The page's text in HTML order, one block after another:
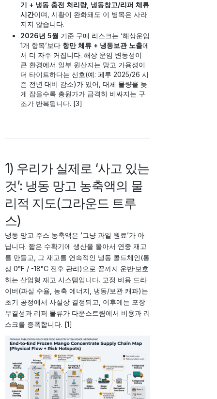
기 + 냉동 충전 처리량, 냉동창고/리퍼 체류
시간이며, 시황이 완화돼도 이 병목은 사라
지지 않습니다.
2026년 5월 기준 구매 리스크는 ‘해상운임
1개 항목’보다 항만 체류 + 냉동보관 노출에
서 더 자주 커집니다. 해상 운임 변동성이
큰 환경에서 일부 원산지는 망고 가용성이
더 타이트하다는 신호(예: 페루 2025/26 시
즌 전년 대비 감소)가 있어, 대체 물량을 늦
게 잡을수록 총원가가 급격히 비싸지는 구
조가 반복됩니다. [3]
1) 우리가 실제로 ‘사고 있는
것’: 냉동 망고 농축액의 물
리적 지도(그라운드 트루
스)
냉동 망고 주스 농축액은 ‘그냥 과일 원료’가 아
닙니다. 짧은 수확기에 생산을 몰아서 연중 재고
를 만들고, 그 재고를 연속적인 냉동 콜드체인(통
상 0°F / -18°C 전후 관리)으로 끝까지 운반·보호
하는 산업형 재고 시스템입니다. 고정 비용 드라
이버(과실 수율, 농축 에너지, 냉동/보관 캐파)는
초기 공정에서 사실상 결정되고, 이후에는 포장
무결성과 리퍼 물류가 다운스트림에서 비용과 리
스크를 증폭합니다. [1]